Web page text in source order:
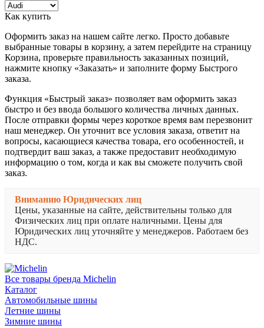
Как купить
Оформить заказ на нашем сайте легко. Просто добавьте
выбранные товары в корзину, а затем перейдите на страницу
Корзина, проверьте правильность заказанных позиций,
нажмите кнопку «Заказать» и заполните форму Быстрого
заказа.
Функция «Быстрый заказ» позволяет вам оформить заказ
быстро и без ввода большого количества личных данных.
После отправки формы через короткое время вам перезвонит
наш менеджер. Он уточнит все условия заказа, ответит на
вопросы, касающиеся качества товара, его особенностей, и
подтвердит ваш заказ, а также предоставит необходимую
информацию о том, когда и как вы сможете получить свой
заказ.
Вниманию Юридических лиц
Цены, указанные на сайте, действительны только для
Физических лиц при оплате наличными. Цены для
Юридических лиц уточняйте у менеджеров. Работаем без
НДС.
Все товары бренда Michelin
Каталог
Автомобильные шины
Летние шины
Зимние шины